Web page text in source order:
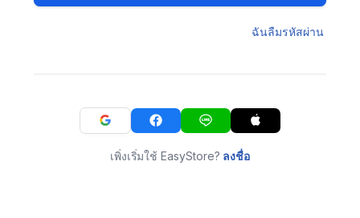
ฉันลืมรหัสผ่าน
เพิ่งเริ่มใช้ EasyStore? ลงชื่อ